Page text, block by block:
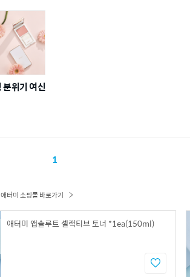
1
애터미 쇼핑몰 바로가기
애터미 앱솔루트 셀랙티브 토너 *1ea(150ml)